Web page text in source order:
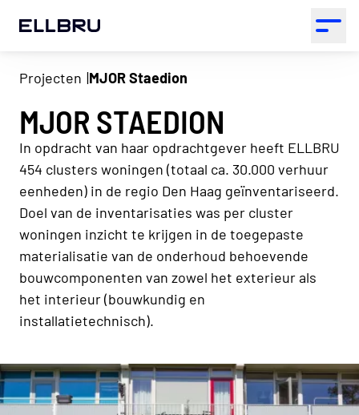
ELLBRU Open
Projecten MJOR Staedion
MJOR STAEDION
In opdracht van haar opdrachtgever heeft ELLBRU
454 clusters woningen (totaal ca. 30.000 verhuur
eenheden) in de regio Den Haag geïnventariseerd.
Doel van de inventarisaties was per cluster
woningen inzicht te krijgen in de toegepaste
materialisatie van de onderhoud behoevende
bouwcomponenten van zowel het exterieur als
het interieur (bouwkundig en
installatietechnisch).